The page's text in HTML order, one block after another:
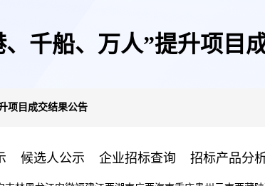
千船、万人”提升项目
项目成交结果公告
候选人公示 企业招标查询 招标产品分